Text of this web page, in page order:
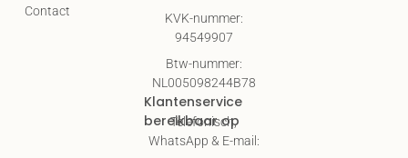
Contact
KVK-nummer:
94549907
Btw-nummer:
NL005098244B78
Klantenservice
bereikbaar op
Telefonisch,
WhatsApp & E-mail: